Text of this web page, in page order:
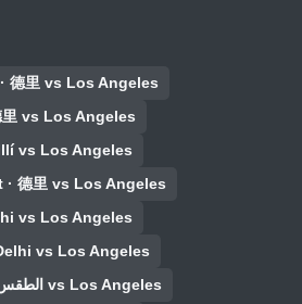
德里 vs Los Angeles
里 vs Los Angeles
vs Los Angeles
德里 vs Los Angeles
vs Los Angeles
vs Los Angeles
الطقس · دلهي vs Los Angeles